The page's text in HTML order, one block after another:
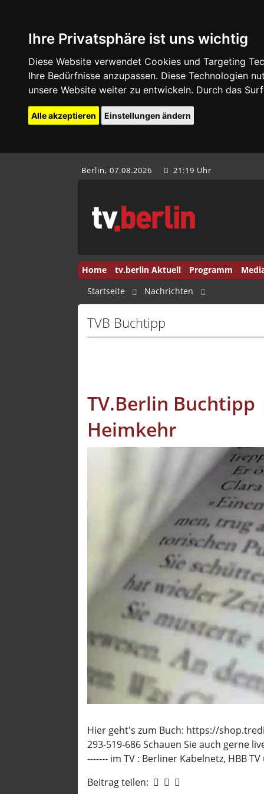
Ihre Privatsphäre ist uns wichtig
Diese Website verwendet Cookies und Targeting
Ihre Bedürfnisse anzupassen. Diese Technologien
unsere Website weiter zu entwickeln. Durch das
Alle akzeptieren Einstellungen ändern
Berlin, 07.08.2026 21:19 Uhr
Home tv.berlin Aktuell Programm
Diplo
Fun &
Puls
QS24
Startseite
Nachrichten
TVB Buchtipp
TV.Berlin
Heimkehr
Hier geht's zum Buch: https://
293-519-686 Schauen Sie auch gerne
------- im TV : Berliner Kabelnetz, HBB
Beitrag teilen: